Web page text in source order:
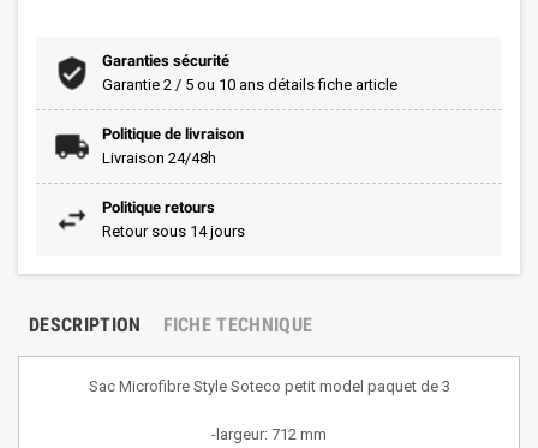
Garanties sécurité
Garantie 2 / 5 ou 10 ans détails fiche article
Politique de livraison
Livraison 24/48h
Politique retours
Retour sous 14 jours
DESCRIPTION FICHE TECHNIQUE
Sac Microfibre Style Soteco petit model paquet de 3
-largeur: 712 mm